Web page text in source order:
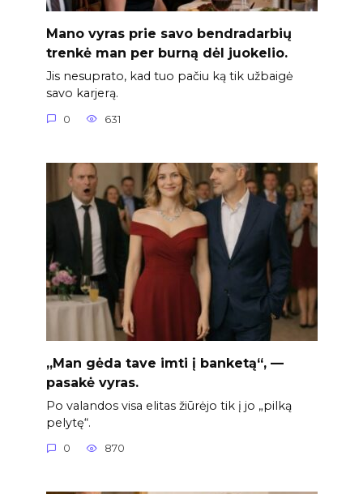
Mano vyras prie savo bendradarbių
trenkė man per burną dėl juokelio.
Jis nesuprato, kad tuo pačiu ką tik užbaigė
savo karjerą.
0 631
„Man gėda tave imti į banketą“, —
pasakė vyras.
Po valandos visa elitas žiūrėjo tik į jo „pilką
pelytę“.
0 870